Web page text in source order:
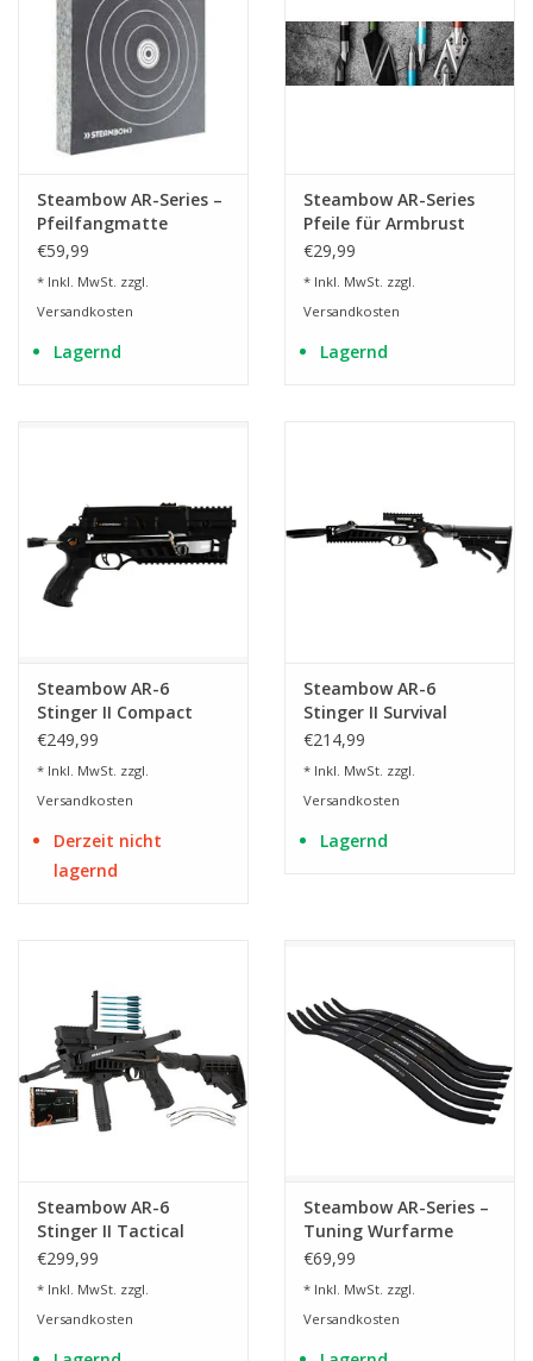
Steambow AR-Series –
Pfeilfangmatte
€59,99
* Inkl. MwSt. zzgl.
Versandkosten
Lagernd
Steambow AR-Series
Pfeile für Armbrust
€29,99
* Inkl. MwSt. zzgl.
Versandkosten
Lagernd
Steambow AR-6
Stinger II Compact
Repetierarmbrust mit
Schnellfeuermagazin
€249,99
* Inkl. MwSt. zzgl.
Versandkosten
Derzeit nicht
lagernd
Steambow AR-6
Stinger II Survival
Armbrust
€214,99
* Inkl. MwSt. zzgl.
Versandkosten
Lagernd
Steambow AR-6
Stinger II Tactical
Repetierarmbrust mit
Schnellfeuermagazin
€299,99
* Inkl. MwSt. zzgl.
Versandkosten
Steambow AR-Series –
Tuning Wurfarme
€69,99
* Inkl. MwSt. zzgl.
Versandkosten